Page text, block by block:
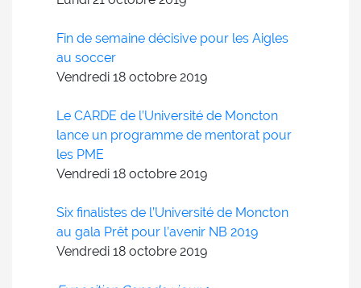
Fin de semaine décisive pour les Aigles
au soccer
Vendredi 18 octobre 2019
Le CARDE de l’Université de Moncton
lance un programme de mentorat pour
les PME
Vendredi 18 octobre 2019
Six finalistes de l’Université de Moncton
au gala Prêt pour l’avenir NB 2019
Vendredi 18 octobre 2019